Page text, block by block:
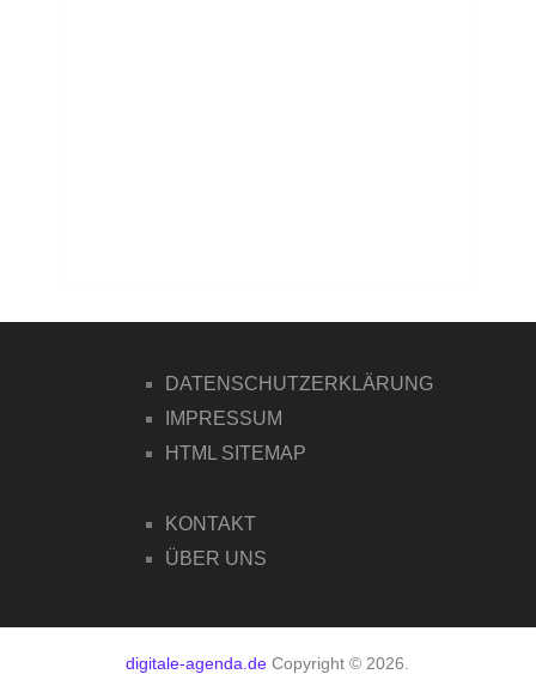
DATENSCHUTZERKLÄRUNG
IMPRESSUM
HTML SITEMAP
KONTAKT
ÜBER UNS
digitale-agenda.de Copyright © 2026.